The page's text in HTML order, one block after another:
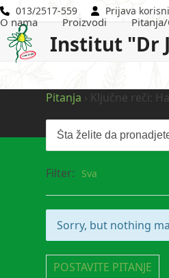
Skip
to
content
013/2517-559 Prijava
Institut "Dr
O nama Proizvodi
Pitanja › Ključne reči:
Filter: Sva
Sorry, but nothing
POSTAVITE PITANJE